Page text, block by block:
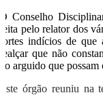
O Conselho
feita pelo relator dos
fortes indícios de que
realçar que não
do arguido que
Este órgão reuniu na